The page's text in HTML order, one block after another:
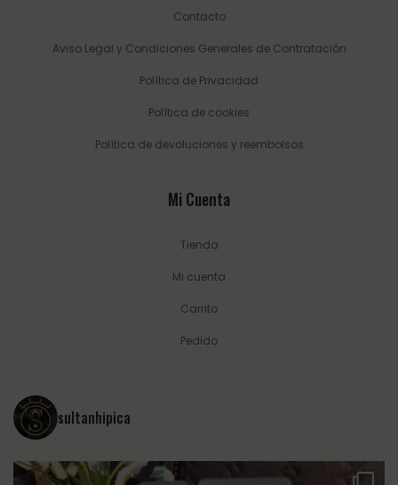
Contacto
Aviso Legal y Condiciones Generales de Contratación
Política de Privacidad
Política de cookies
Política de devoluciones y reembolsos
Mi Cuenta
Tienda
Mi cuenta
Carrito
Pedido
sultanhipica